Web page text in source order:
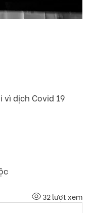
vì dịch Covid 19
32 lượt xem